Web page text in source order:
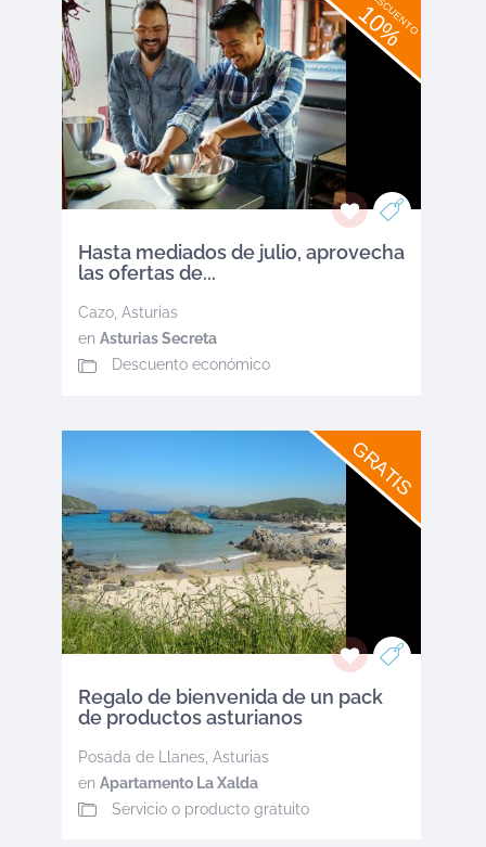
DESCUENTO
10%
Hasta mediados de julio, aprovecha
las ofertas de...
Cazo, Asturias
en Asturias Secreta
Descuento económico
GRATIS
Regalo de bienvenida de un pack
de productos asturianos
Posada de Llanes, Asturias
en Apartamento La Xalda
Servicio o producto gratuito